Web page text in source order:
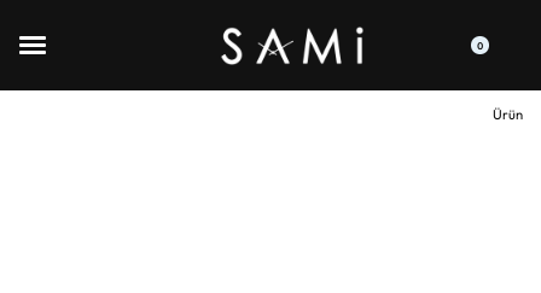
0
Ürün